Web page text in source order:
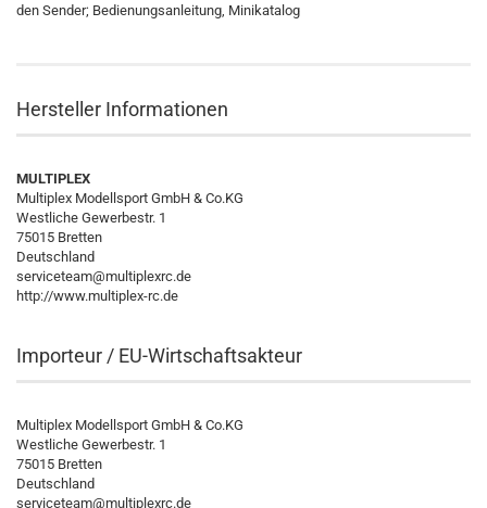
den Sender; Bedienungsanleitung, Minikatalog
Hersteller Informationen
MULTIPLEX
Multiplex Modellsport GmbH & Co.KG
Westliche Gewerbestr. 1
75015 Bretten
Deutschland
serviceteam@multiplexrc.de
http://www.multiplex-rc.de
Importeur / EU-Wirtschaftsakteur
Multiplex Modellsport GmbH & Co.KG
Westliche Gewerbestr. 1
75015 Bretten
Deutschland
serviceteam@multiplexrc.de